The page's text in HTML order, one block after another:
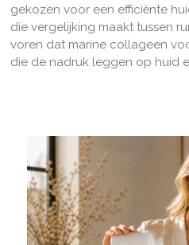
gekozen voor een efficiënte
die vergelijking maakt tussen
voren dat marine collageen
die de nadruk leggen op huid